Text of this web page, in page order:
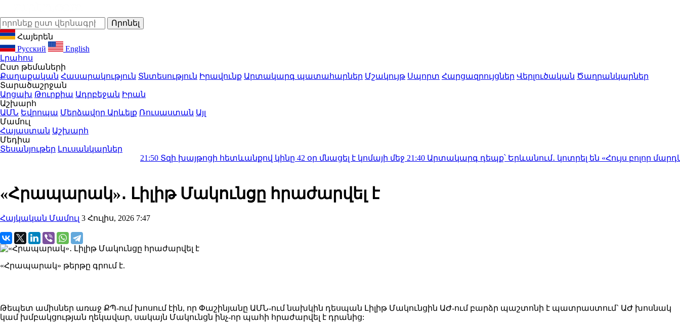
Հայերեն
Русский
English
Լրահոս
Ըստ թեմաների
Քաղաքական Հասարակություն Տնտեսություն Իրավունք Արտակարգ պատահարներ Մշակույթ Սպորտ Հարցազրույցներ Վերլուծական Ծաղրանկարներ
Տարածաշրջան
Արցախ Թուրքիա Ադրբեջան Իրան
Աշխարհ
ԱՄՆ Եվրոպա Մերձավոր Արևելք Ռուսաստան Այլ
Մամուլ
Հայաստան Աշխարհ
Մեդիա
Տեսանյութեր Լուսանկարներ
Տզի խայթոցի հետևանքով կինը 42 օր մնացել է կոմայի մեջ 21:40Արտակարգ դեպք՝ Երևանում․ կոտրել են «Հույս բոլոր մարդկանց»
«Հրապարակ»․ Լիլիթ Մակունցը հրաժարվել է
Հայկական Մամուլ 3 Հուլիս, 2026 7:47
«Հրապարակ» թերթը գրում է.
Թեպետ ամիսներ առաջ ՔՊ-ում խոսում էին, որ Փաշինյանը ԱՄՆ-ում նախկին դեսպան Լիլիթ Մակունցին ԱԺ-ում բարձր պաշտոնի է պատրաստում` ԱԺ խոսնակ
կամ խմբակցության ղեկավար, սակայն Մակունցն ինչ-որ պահի հրաժարվել է դրանից: